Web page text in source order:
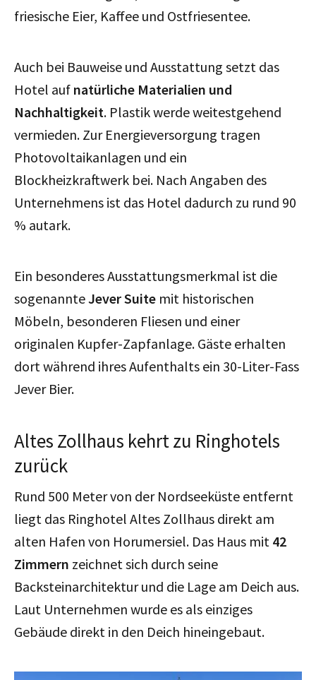
friesische Eier, Kaffee und Ostfriesentee.
Auch bei Bauweise und Ausstattung setzt das
Hotel auf natürliche Materialien und
Nachhaltigkeit. Plastik werde weitestgehend
vermieden. Zur Energieversorgung tragen
Photovoltaikanlagen und ein
Blockheizkraftwerk bei. Nach Angaben des
Unternehmens ist das Hotel dadurch zu rund 90
% autark.
Ein besonderes Ausstattungsmerkmal ist die
sogenannteJever Suite mit historischen
Möbeln, besonderen Fliesen und einer
originalen Kupfer-Zapfanlage. Gäste erhalten
dort während ihres Aufenthalts ein 30-Liter-Fass
Jever Bier.
Altes Zollhaus kehrt zu Ringhotels
zurück
Rund 500 Meter von der Nordseeküste entfernt
liegt das Ringhotel Altes Zollhaus direkt am
alten Hafen von Horumersiel. Das Haus mit 42
Zimmern zeichnet sich durch seine
Backsteinarchitektur und die Lage am Deich aus.
Laut Unternehmen wurde es als einziges
Gebäude direkt in den Deich hineingebaut.